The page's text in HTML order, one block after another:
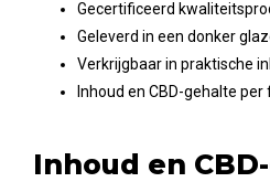
Gecertificeerd
Geleverd in een donker
Verkrijgbaar in praktische
Inhoud en CBD-gehalte per
Inhoud en